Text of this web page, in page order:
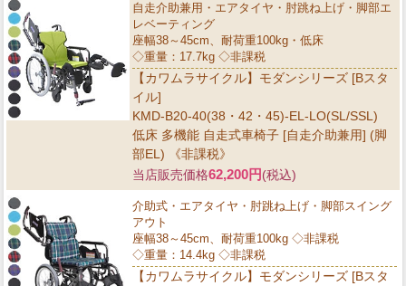
自走介助兼用・エアタイヤ・肘跳ね上げ・脚部エ
レベーティング
座幅38～45cm、耐荷重100kg・低床
◇重量：17.7kg ◇非課税
【カワムラサイクル】モダンシリーズ [Bスタ
イル]
KMD-B20-40(38・42・45)-EL-LO(SL/SSL)
低床 多機能 自走式車椅子 [自走介助兼用] (脚
部EL) 《非課税》
当店販売価格62,200円(税込)
介助式・エアタイヤ・肘跳ね上げ・脚部スイング
アウト
座幅38～45cm、耐荷重100kg ◇非課税
◇重量：14.4kg ◇非課税
【カワムラサイクル】モダンシリーズ [Bスタ